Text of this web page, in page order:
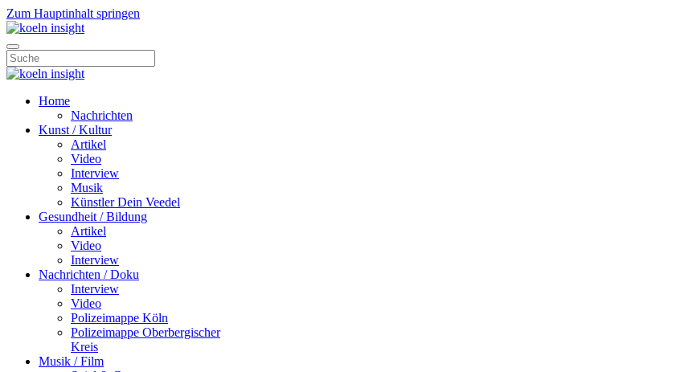
Zum Hauptinhalt springen
Home
Nachrichten
Kunst / Kultur
Artikel
Video
Interview
Musik
Künstler Dein Veedel
Gesundheit / Bildung
Artikel
Video
Interview
Nachrichten / Doku
Interview
Video
Polizeimappe Köln
Polizeimappe Oberbergischer
Kreis
Musik / Film